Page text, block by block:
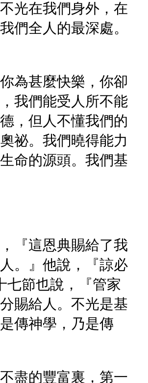
光在我們身外，在
們全人的最深處。
為甚麼快樂，你卻
我們能受人所不能
，但人不懂我們的
祕。我們曉得能力
命的源頭。我們基
『這恩典賜給了我
。』他說，『諒必
七節也說，『管家
賜給人。不光是基
傳神學，乃是傳
盡的豐富裏，第一